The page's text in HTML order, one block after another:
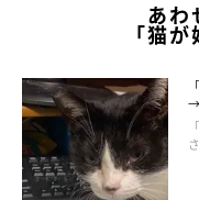
あわ
「猫
→